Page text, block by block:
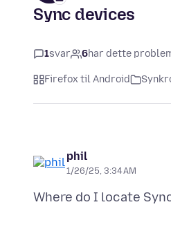
Sync devices
1svar 6har dette
Firefox til Android
phil
1/26/25, 3:34 AM